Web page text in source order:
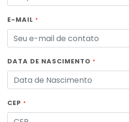
E-MAIL *
DATA DE NASCIMENTO *
CEP *